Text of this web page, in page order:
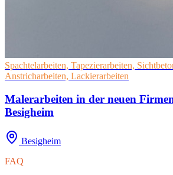
Spachtelarbeiten, Tapezierarbeiten,
Anstricharbeiten, Lackierarbeiten
Malerarbeiten in der neuen
Besigheim
Besigheim
FAQ